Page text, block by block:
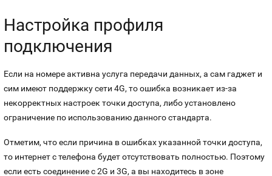
Настройка профиля
подключения
Если на номере активна услуга передачи данных, а сам гаджет и
сим имеют поддержку сети 4G, то ошибка возникает из-за
некорректных настроек точки доступа, либо установлено
ограничение по использованию данного стандарта.
Отметим, что если причина в ошибках указанной точки доступа,
то интернет с телефона будет отсутствовать полностью. Поэтому
если есть соединение с 2G и 3G, а вы находитесь в зоне